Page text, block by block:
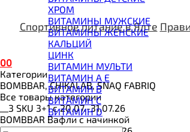
ГУАРАНА
ДЛЯ СУСТАВОВ И СВЯЗОК
ДОБАВКИ ДЛЯ СНА
ЖИРОСЖИГАТЕЛИ
КОЛЛАГЕН
КОЭНЗИМ Q10
КРЕАТИН
ПОЛЕЗНЫЕ ЖИРЫ
ПРОТЕИН
ПРОТЕИНОВОЕ ПЕЧЕНЬЕ
ПРОТЕИНОВЫЕ БАТОНЧИКИ
ХРОМ
ВИТАМИНЫ МУЖСКИЕ
ВИТАМИНЫ ЖЕНСКИЕ
КАЛЬЦИЙ
ЦИНК
ВИТАМИН МУЛЬТИ
ВИТАМИН A E
ВИТАМИН B
ВИТАМИН C
ВИТАМИН D
Спортивное питание в Ялте
00
Категории
BOMBBAR, CHIKALAB, SNAQ FABRIQ
Все товары категории
__3 SKU 3+1 с 20.07.-31.07.26
BOMBBAR Вафли с начинкой